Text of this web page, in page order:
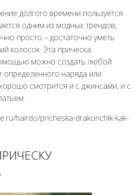
долгого времени пользуется
одним из модных трендов,
просто – достаточно уметь
колосок. Эта прическа
можно создать любой
определенного наряда или
смотрится и с джинсами, и с
hairdo/pricheska-drakonchik-kak-